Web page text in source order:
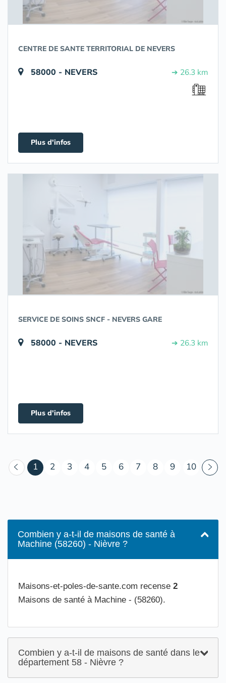
CENTRE DE SANTE TERRITORIAL DE NEVERS
58000 - NEVERS ➔ 26.3 km
Plus d'infos
SERVICE DE SOINS SNCF - NEVERS GARE
58000 - NEVERS ➔ 26.3 km
Plus d'infos
1 (courant)
2 3 4 5 6 7 8 9 10
Combien y a-t-il de maisons de santé à
Machine (58260) - Nièvre ?
Maisons-et-poles-de-sante.com recense 2
Maisons de santé à Machine - (58260).
Combien y a-t-il de maisons de santé dans le
département 58 - Nièvre ?